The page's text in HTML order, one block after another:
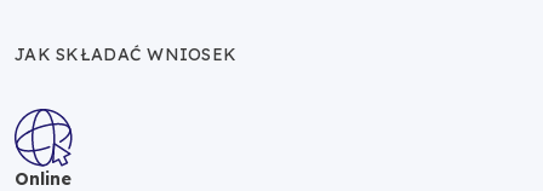
JAK SKŁADAĆ WNIOSEK
Online